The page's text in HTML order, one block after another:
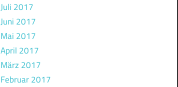
Juli 2017
Juni 2017
Mai 2017
April 2017
März 2017
Februar 2017